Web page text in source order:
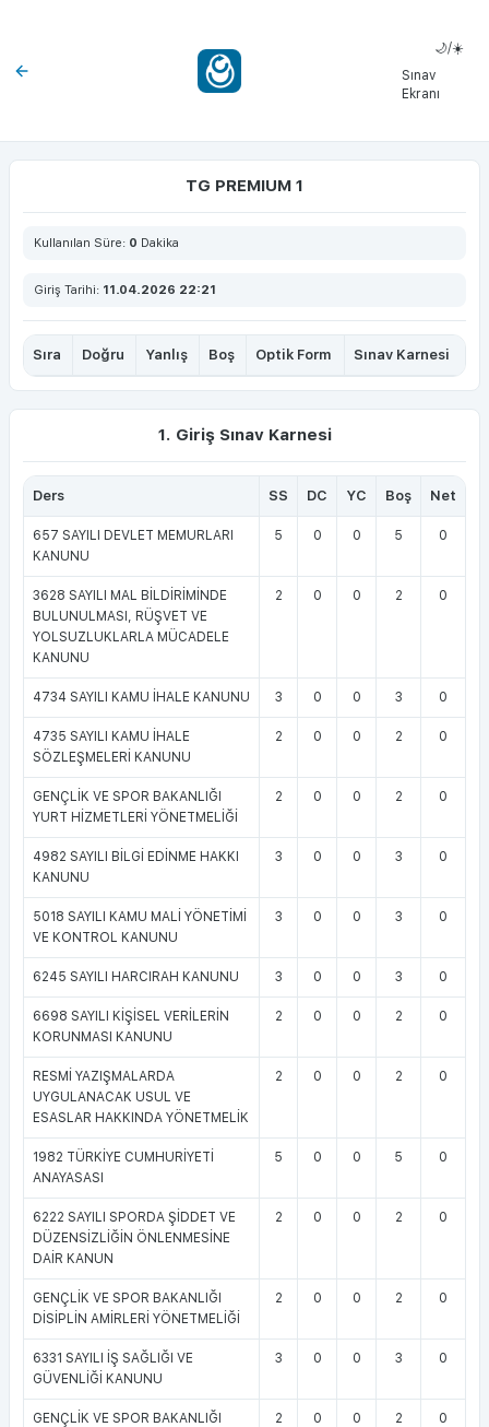
🌙/☀️
Sınav
Ekranı
TG PREMIUM 1
Kullanılan Süre: 0 Dakika
Giriş Tarihi: 11.04.2026 22:21
Sıra Doğru Yanlış Boş Optik Form Sınav Karnesi
1. Giriş Sınav Karnesi
Ders SS DC YC Boş Net
657 SAYILI DEVLET MEMURLARI
KANUNU
5 0 0 5 0
3628 SAYILI MAL BİLDİRİMİNDE
BULUNULMASI, RÜŞVET VE
YOLSUZLUKLARLA MÜCADELE
KANUNU
2 0 0 2 0
4734 SAYILI KAMU İHALE KANUNU 3 0 0 3 0
4735 SAYILI KAMU İHALE
SÖZLEŞMELERİ KANUNU
2 0 0 2 0
GENÇLİK VE SPOR BAKANLIĞI
YURT HİZMETLERİ YÖNETMELİĞİ
2 0 0 2 0
4982 SAYILI BİLGİ EDİNME HAKKI
KANUNU
3 0 0 3 0
5018 SAYILI KAMU MALİ YÖNETİMİ
VE KONTROL KANUNU
3 0 0 3 0
6245 SAYILI HARCIRAH KANUNU 3 0 0 3 0
6698 SAYILI KİŞİSEL VERİLERİN
KORUNMASI KANUNU
2 0 0 2 0
RESMİ YAZIŞMALARDA
UYGULANACAK USUL VE
ESASLAR HAKKINDA YÖNETMELİK
2 0 0 2 0
1982 TÜRKİYE CUMHURİYETİ
ANAYASASI
5 0 0 5 0
6222 SAYILI SPORDA ŞİDDET VE
DÜZENSİZLİĞİN ÖNLENMESİNE
DAİR KANUN
2 0 0 2 0
GENÇLİK VE SPOR BAKANLIĞI
DİSİPLİN AMİRLERİ YÖNETMELİĞİ
2 0 0 2 0
6331 SAYILI İŞ SAĞLIĞI VE
GÜVENLİĞİ KANUNU
3 0 0 3 0
GENÇLİK VE SPOR BAKANLIĞI
2 0 0 2 0